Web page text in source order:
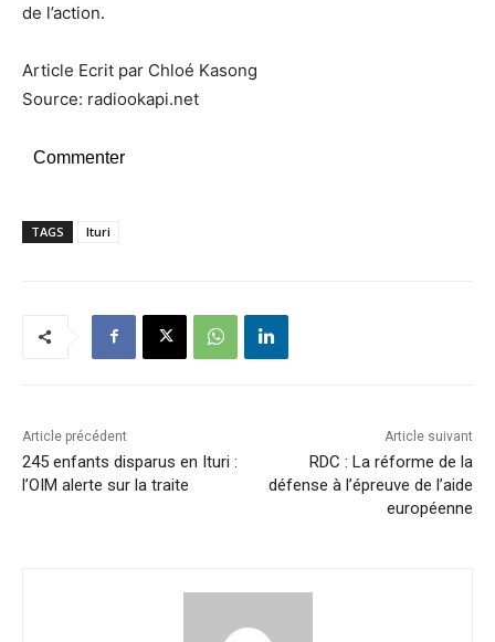
de l’action.
Article Ecrit par Chloé Kasong
Source: radiookapi.net
Commenter
TAGS Ituri
Article précédent
245 enfants disparus en Ituri :
l’OIM alerte sur la traite
Article suivant
RDC : La réforme de la
défense à l’épreuve de l’aide
européenne